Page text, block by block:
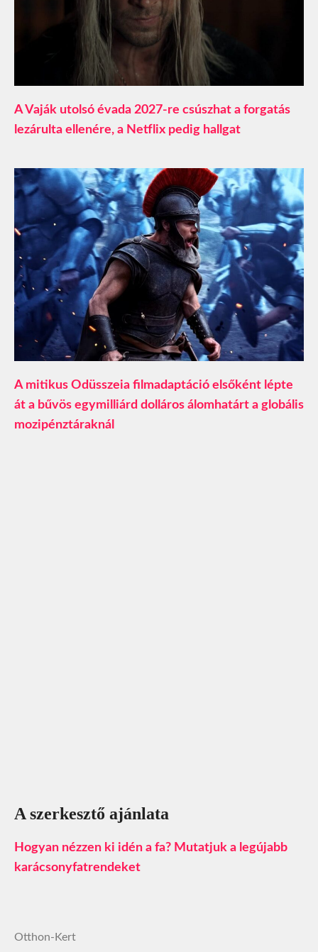
A Vaják utolsó évada 2027-re csúszhat a forgatás
lezárulta ellenére, a Netflix pedig hallgat
A mitikus Odüsszeia filmadaptáció elsőként lépte
át a bűvös egymilliárd dolláros álomhatárt a globális
mozipénztáraknál
A szerkesztő ajánlata
Hogyan nézzen ki idén a fa? Mutatjuk a legújabb
karácsonyfatrendeket
Otthon-Kert